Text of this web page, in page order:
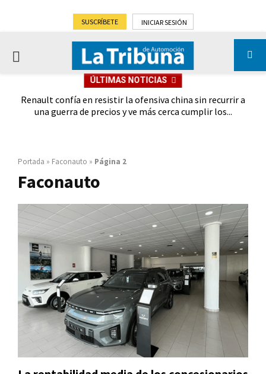
SUSCRÍBETE INICIAR SESIÓN
PRIMARY
ÚLTIMAS NOTICIAS
Renault confía en resistir la ofensiva china sin recurrir a
una guerra de precios y ve más cerca cumplir los...
Portada » Faconauto » Página 2
Faconauto